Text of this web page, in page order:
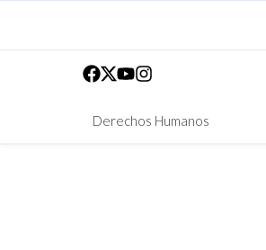
Derechos Humanos